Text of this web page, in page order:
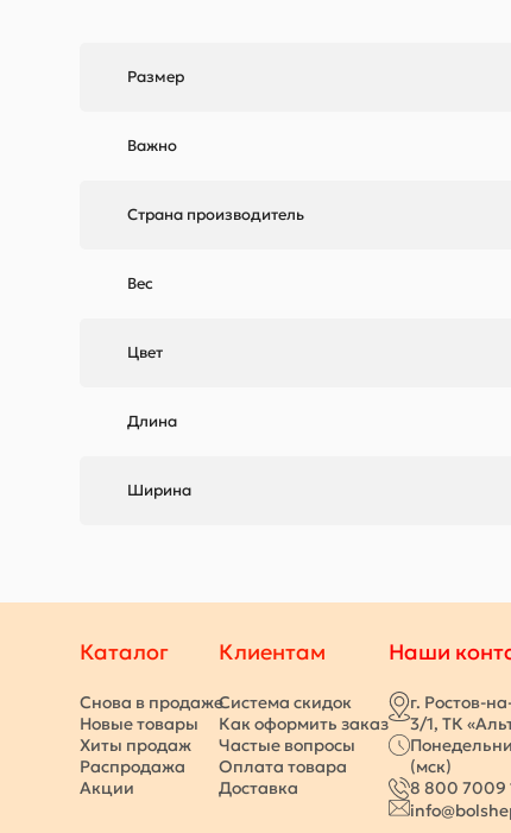
Размер
Важно
Страна производитель
Вес
Цвет
Длина
Ширина
Каталог
Снова в продаже
Новые товары
Хиты продаж
Распродажа
Акции
Клиентам
Система скидок
Как оформить заказ
Частые вопросы
Оплата товара
Доставка
Наши
г. Ростов-
3/1, ТК
(мск)
8 800 7009